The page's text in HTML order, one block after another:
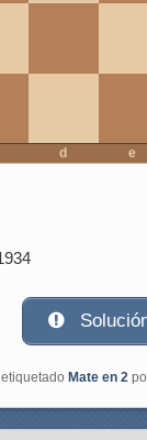
d e
Mate en 2